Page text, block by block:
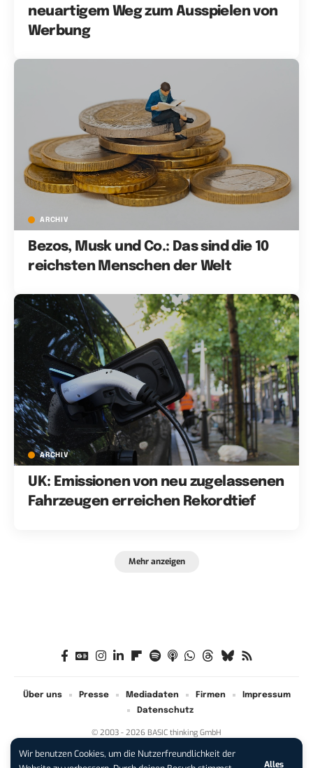
Wir benutzen Cookies, um die Nutzerfreundlichkeit der
Alles
neuartigem Weg zum Ausspielen von
Werbung
ARCHIV
Bezos, Musk und Co.: Das sind die 10
reichsten Menschen der Welt
ARCHIV
UK: Emissionen von neu zugelassenen
Fahrzeugen erreichen Rekordtief
Mehr anzeigen
© 2003 - 2026 BASIC thinking GmbH
Über uns Presse Mediadaten Firmen
Impressum
Datenschutz
iPhone 17 Pro sichern:Für 1 € +